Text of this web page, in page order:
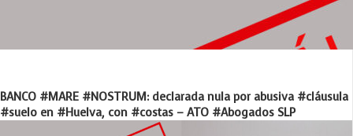
BANCO #MARE #NOSTRUM: declarada nula por abusiva #cláusula
#suelo en #Huelva, con #costas – ATO #Abogados SLP